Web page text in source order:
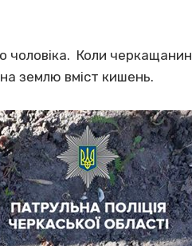
чоловіка. Коли черкащанин
землю вміст кишень.